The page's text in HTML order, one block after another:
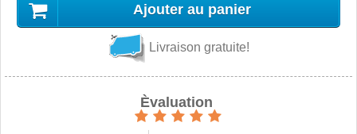
Ajouter au panier
Livraison gratuite!
Èvaluation